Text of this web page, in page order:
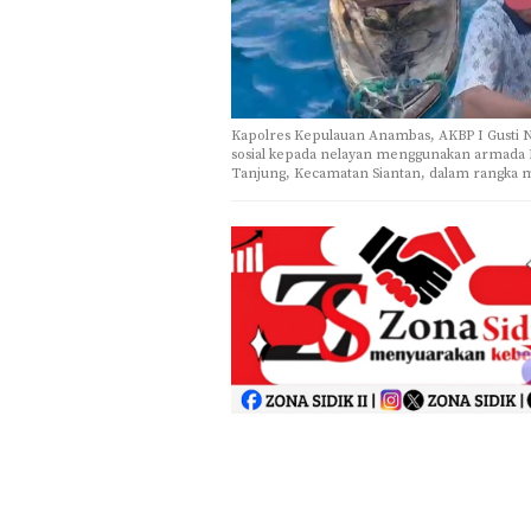
Kapolres Kepulauan Anambas, AKBP I
sosial kepada nelayan menggunakan
Tanjung, Kecamatan Siantan, dalam rangka